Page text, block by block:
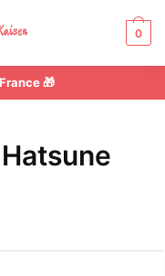
0
🎁